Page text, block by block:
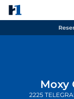
Moxy
2225